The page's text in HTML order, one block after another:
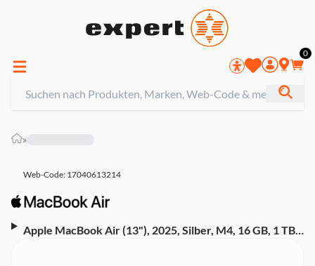
0
»
Web-Code: 17040613214
Apple MacBook Air (13"), 2025, Silber, M4, 16 GB, 1 TB